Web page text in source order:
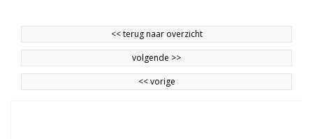
<<terug naar overzicht
volgende >>
<<vorige